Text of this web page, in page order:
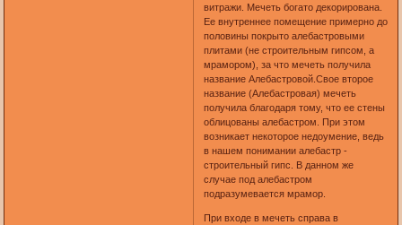
витражи. Мечеть богато декорирована.
Ее внутреннее помещение примерно до
половины покрыто алебастровыми
плитами (не строительным гипсом, а
мрамором), за что мечеть получила
название Алебастровой.Свое второе
название (Алебастровая) мечеть
получила благодаря тому, что ее стены
облицованы алебастром. При этом
возникает некоторое недоумение, ведь
в нашем понимании алебастр -
строительный гипс. В данном же
случае под алебастром
подразумевается мрамор.
При входе в мечеть справа в